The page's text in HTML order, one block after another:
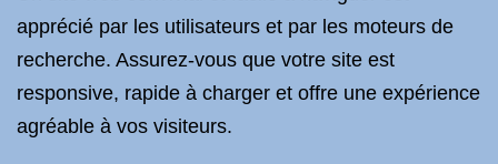
apprécié par les utilisateurs et par les moteurs de
recherche. Assurez-vous que votre site est
responsive, rapide à charger et offre une expérience
agréable à vos visiteurs.